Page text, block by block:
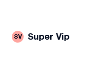
SV Super Vip